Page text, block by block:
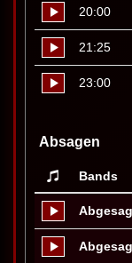
20:00
21:25
23:00
Absagen
Bands